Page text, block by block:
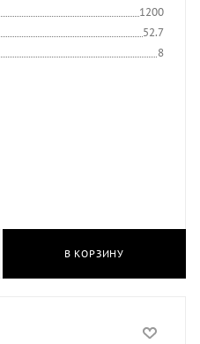
1200
52.7
8
В КОРЗИНУ